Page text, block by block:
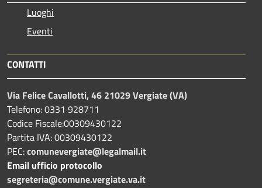
Luoghi
Eventi
CONTATTI
Via Felice Cavallotti, 46 21029 Vergiate (VA)
Telefono: 0331 928711
Codice Fiscale:00309430122
Partita IVA: 00309430122
PEC:comunevergiate@legalmail.it
Email ufficio protocollo
segreteria@comune.vergiate.va.it